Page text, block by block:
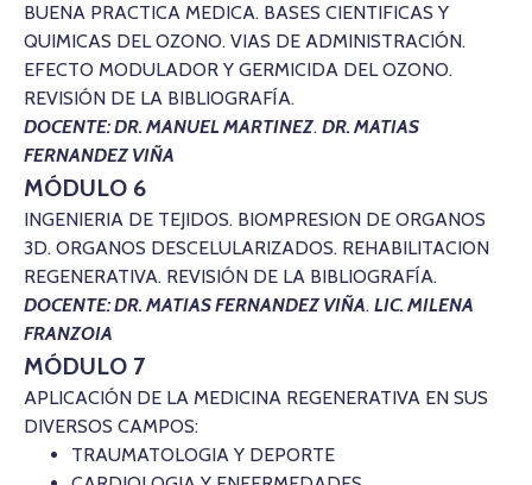
BUENA PRACTICA MEDICA. BASES CIENTIFICAS Y
QUIMICAS DEL OZONO. VIAS DE ADMINISTRACIÓN.
EFECTO MODULADOR Y GERMICIDA DEL OZONO.
REVISIÓN DE LA BIBLIOGRAFÍA.
DOCENTE: DR. MANUEL MARTINEZ. DR. MATIAS
FERNANDEZ VIÑA
MÓDULO 6
INGENIERIA DE TEJIDOS. BIOMPRESION DE ORGANOS
3D. ORGANOS DESCELULARIZADOS. REHABILITACION
REGENERATIVA. REVISIÓN DE LA BIBLIOGRAFÍA.
DOCENTE: DR. MATIAS FERNANDEZ VIÑA. LIC. MILENA
FRANZOIA
MÓDULO 7
APLICACIÓN DE LA MEDICINA REGENERATIVA EN SUS
DIVERSOS CAMPOS:
TRAUMATOLOGIA Y DEPORTE